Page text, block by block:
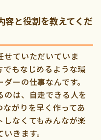
容と役割を教えてくだ
せていただいていま
もなじめるような環
ーの仕事なんです。
は、自走できる人を
がりを早く作ってあ
なくてもみんなが楽
きます。